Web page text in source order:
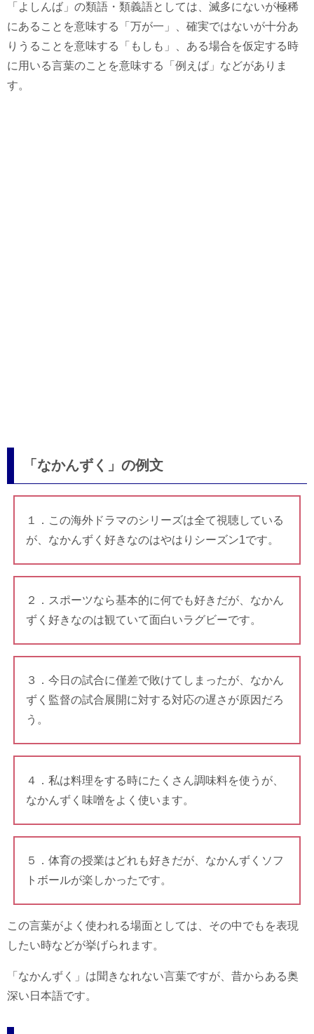
「よしんば」の類語・類義語としては、滅多にないが極稀
にあることを意味する「万が一」、確実ではないが十分あ
りうることを意味する「もしも」、ある場合を仮定する時
に用いる言葉のことを意味する「例えば」などがありま
す。
「なかんずく」の例文
１．この海外ドラマのシリーズは全て視聴している
が、なかんずく好きなのはやはりシーズン1です。
２．スポーツなら基本的に何でも好きだが、なかん
ずく好きなのは観ていて面白いラグビーです。
３．今日の試合に僅差で敗けてしまったが、なかん
ずく監督の試合展開に対する対応の遅さが原因だろ
う。
４．私は料理をする時にたくさん調味料を使うが、
なかんずく味噌をよく使います。
５．体育の授業はどれも好きだが、なかんずくソフ
トボールが楽しかったです。
この言葉がよく使われる場面としては、その中でもを表現
したい時などが挙げられます。
「なかんずく」は聞きなれない言葉ですが、昔からある奥
深い日本語です。